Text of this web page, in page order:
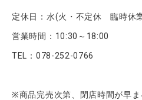
定休日：水(火・不定休 臨時休
営業時間：10:30～18:00
TEL：078-252-0766
※商品完売次第、閉店時間が早